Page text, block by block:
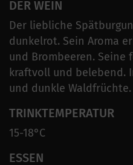
DER WEIN
Der liebliche
dunkelrot. Sein Aroma
und Brombeeren. Seine
kraftvoll und belebend.
und dunkle Waldfrüchte.
TRINKTEMPERATUR
15-18°C
ESSEN